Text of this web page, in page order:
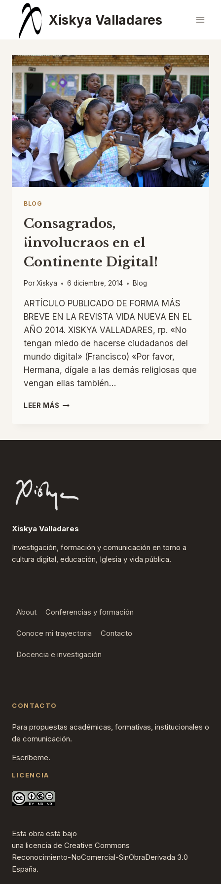
Saltar
contenido
Xiskya Valladares
BLOG
Consagrados,
¡involucraos en el
Continente Digital!
PorXiskya 6 diciembre, 2014 Blog
ARTÍCULO PUBLICADO DE FORMA MÁS
BREVE EN LA REVISTA VIDA NUEVA EN EL
AÑO 2014. XISKYA VALLADARES, rp. «No
tengan miedo de hacerse ciudadanos del
mundo digital» (Francisco) «Por favor,
Hermana, dígale a las demás religiosas que
vengan ellas también…
LEER MÁS CONSAGRADOS,
Xiskya Valladares
Investigación, formación y comunicación en torno a
cultura digital, educación, Iglesia y vida pública.
About Conferencias y formación
Conoce mi trayectoria Contacto
Docencia e investigación
CONTACTO
Para propuestas académicas, formativas, institucionales o
de comunicación.
Escríbeme.
LICENCIA
Esta obra está bajo
una licencia de Creative Commons
Reconocimiento-NoComercial-SinObraDerivada 3.0
España.